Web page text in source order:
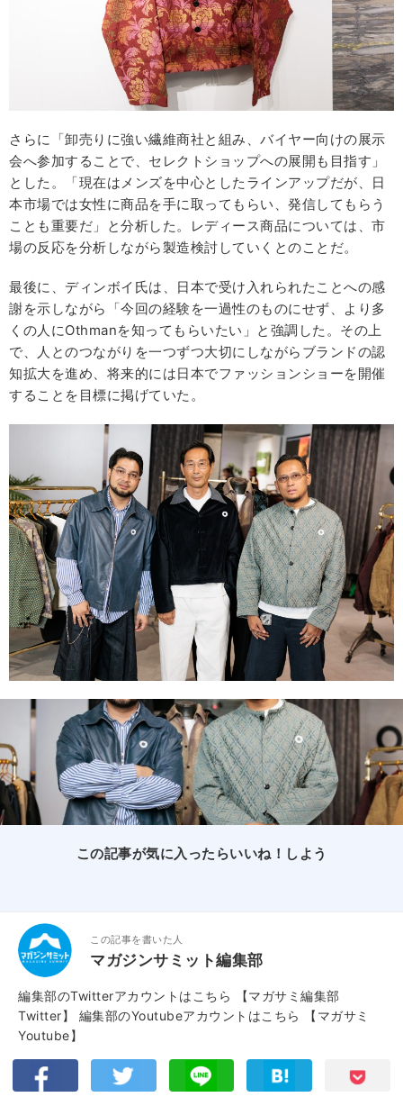
さらに「卸売りに強い繊維商社と組み、バイヤー向けの展示
会へ参加することで、セレクトショップへの展開も目指す」
とした。「現在はメンズを中心としたラインアップだが、日
本市場では女性に商品を手に取ってもらい、発信してもらう
ことも重要だ」と分析した。レディース商品については、市
場の反応を分析しながら製造検討していくとのことだ。
最後に、ディンボイ氏は、日本で受け入れられたことへの感
謝を示しながら「今回の経験を一過性のものにせず、より多
くの人にOthmanを知ってもらいたい」と強調した。その上
で、人とのつながりを一つずつ大切にしながらブランドの認
知拡大を進め、将来的には日本でファッションショーを開催
することを目標に掲げていた。
この記事が気に入ったらいいね！しよう
この記事を書いた人
マガジンサミット編集部
編集部のTwitterアカウントはこちら
【マガサミ編集部
Twitter】
編集部のYoutubeアカウントはこちら
【マガサミ
Youtube】